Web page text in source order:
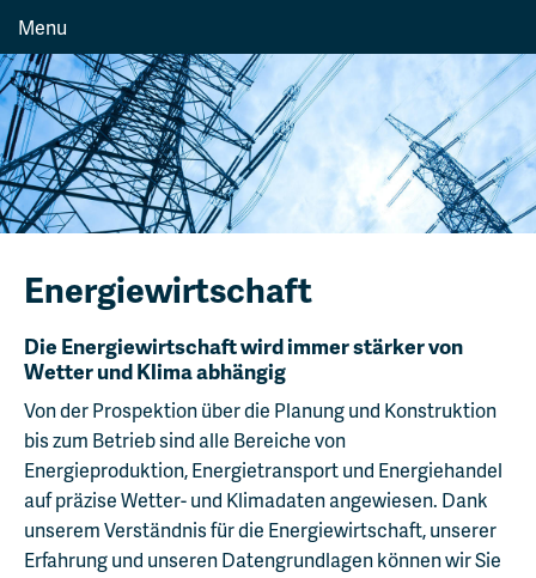
Energiewirtschaft
Die Energiewirtschaft wird immer stärker von
Wetter und Klima abhängig
Von der Prospektion über die Planung und Konstruktion
bis zum Betrieb sind alle Bereiche von
Energieproduktion, Energietransport und Energiehandel
auf präzise Wetter- und Klimadaten angewiesen. Dank
unserem Verständnis für die Energiewirtschaft, unserer
Erfahrung und unseren Datengrundlagen können wir Sie
Menu